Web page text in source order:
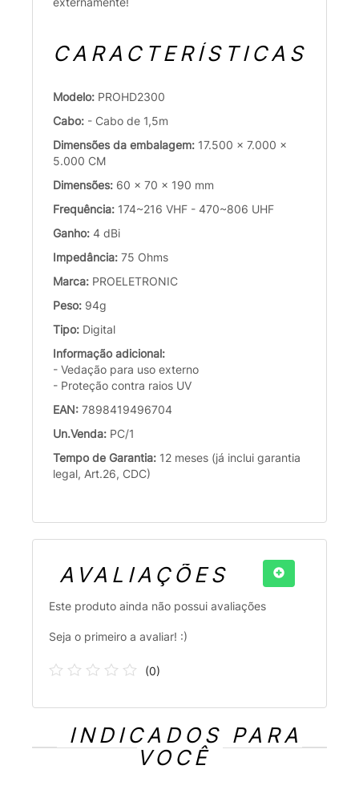
CARACTERÍSTICAS
Modelo: PROHD2300
Cabo: - Cabo de 1,5m
Dimensões da embalagem: 17.500 x 7.000 x
5.000 CM
Dimensões: 60 x 70 x 190 mm
Frequência: 174~216 VHF - 470~806 UHF
Ganho: 4 dBi
Impedância: 75 Ohms
Marca: PROELETRONIC
Peso: 94g
Tipo: Digital
Informação adicional:
- Vedação para uso externo
- Proteção contra raios UV
EAN: 7898419496704
Un.Venda: PC/1
Tempo de Garantia: 12 meses (já inclui garantia
legal, Art.26, CDC)
AVALIAÇÕES
Este produto ainda não possui avaliações
Seja o primeiro a avaliar! :)
(0)
INDICADOS PARA
VOCÊ